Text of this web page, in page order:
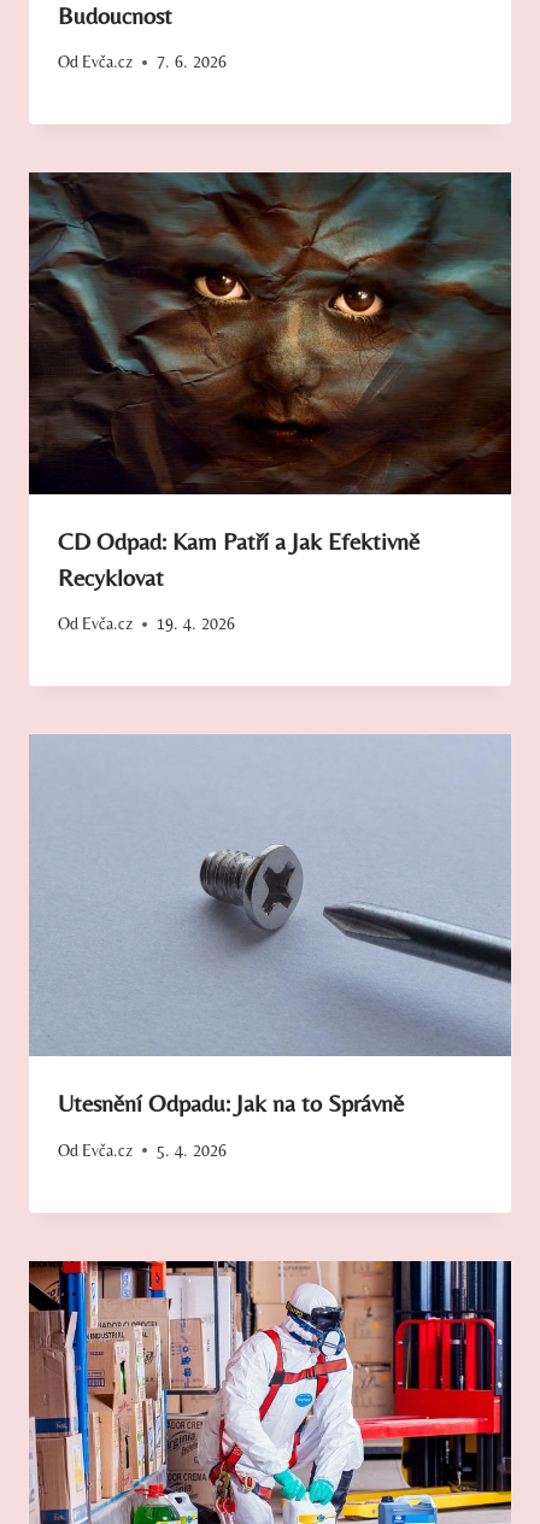
Budoucnost
Od Evča.cz 7. 6. 2026
CD Odpad: Kam Patří a Jak Efektivně
Recyklovat
Od Evča.cz 19. 4. 2026
Utesnění Odpadu: Jak na to Správně
Od Evča.cz 5. 4. 2026